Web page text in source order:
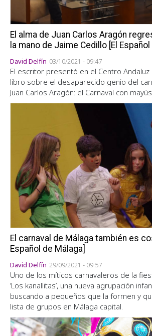
El alma de Juan Carlos Aragón
la mano de Jaime Cedillo [El Español
David Delfín 03/10/2021 - 09:47
El escritor presentó en el Centro
libro sobre el desaparecido genio del
Juan Carlos Aragón: el Carnaval con
El carnaval de Málaga también es
Español de Málaga]
David Delfín 29/09/2021 - 09:57
Uno de los míticos carnavaleros de la
‘Los kanallitas’, una nueva agrupación
buscando a pequeños que la formen y
lista de grupos en Málaga capital.